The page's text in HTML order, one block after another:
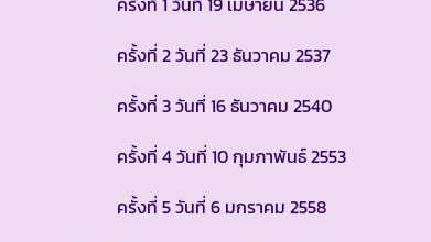
ครั้งที่ 2 วันที่ 23 ธันวาคม 2537
ครั้งที่ 3 วันที่ 16 ธันวาคม 2540
ครั้งที่ 4 วันที่ 10 กุมภาพันธ์ 2553
ครั้งที่ 5 วันที่ 6 มกราคม 2558